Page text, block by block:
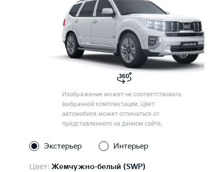
Изображение может не соответствовать
выбранной комплектации. Цвет
автомобиля может отличаться от
представленного на данном сайте.
Экстерьер Интерьер
Цвет: Жемчужно-белый (SWP)